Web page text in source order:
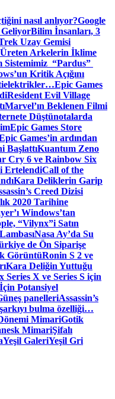
nasıl anlıyor?Google
Bilim İnsanları, 3
Uzay Gemisi
Üreten Arkelerin İklime
Sistemimiz “Pardus”
Kritik Açığını
elektrikler…Epic Games
Resident Evil Village
Marvel’ın Beklenen Filmi
Düştünotalarda
Epic Games Store
Games’in ardından
BaşlattıKuantum Zeno
Cry 6 ve Rainbow Six
ErtelendiCall of the
Kara Deliklerin Garip
Creed Dizisi
2020 Tarihine
Windows’tan
“Vilynx”i Satın
Nasa Ay’da Su
de Ön Siparişe
GörüntüRonin S 2 ve
Kara Deliğin Yuttuğu
Series X ve Series S için
Potansiyel
panelleriAssassin’s
bulma özelliği…
MimariGotik
MimariŞifalı
Yeşil GaleriYeşil Gri